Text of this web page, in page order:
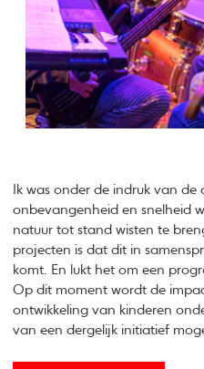
Ik was onder de indruk van de
onbevangenheid en snelheid
natuur tot stand wisten te
projecten is dat dit in
komt. En lukt het om een
Op dit moment wordt de
ontwikkeling van kinderen
van een dergelijk initiatief